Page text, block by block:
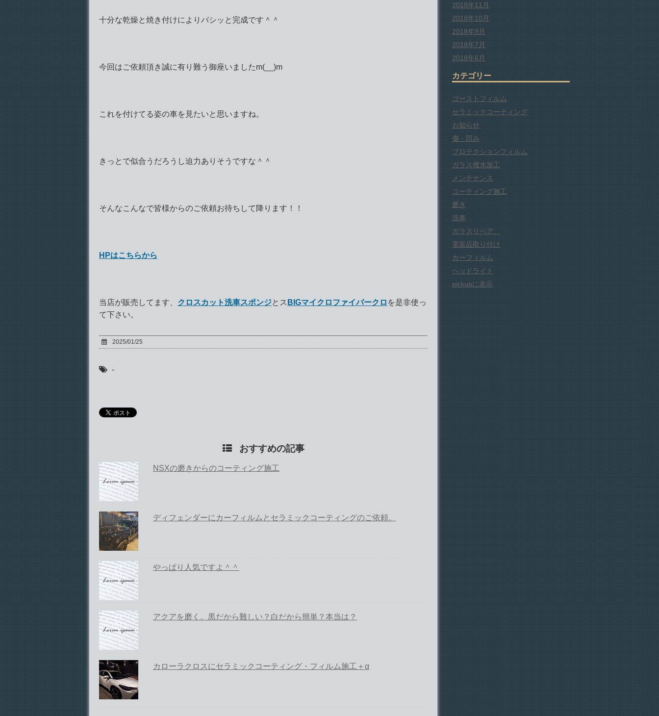
十分な乾燥と焼き付けによりバシッと完成です＾＾
今回はご依頼頂き誠に有り難う御座いましたm(__)m
これを付けてる姿の車を見たいと思いますね。
きっとで似合うだろうし迫力ありそうですな＾＾
そんなこんなで皆様からのご依頼お待ちして降ります！！
HPはこちらから
当店が販売してます、 クロスカット洗車スポンジとス BIGマイクロファイバークロ を是非使っ
て下さい。
2025/01/25
-
おすすめの記事
NSXの磨きからのコーティング施工
ディフェンダーにカーフィルムとセラミックコーティングのご依頼。
やっぱり人気ですよ＾＾
アクアを磨く。黒だから難しい？白だから簡単？本当は？
カローラクロスにセラミックコーティング・フィルム施工＋α
2018年11月
2018年10月
2018年9月
2018年7月
2018年6月
カテゴリー
ゴーストフィルム
セラミックコーティング
お知らせ
傷・凹み
プロテクションフィルム
ガラス撥水加工
メンテナンス
コーティング施工
磨き
洗車
ガラスリペア
電装品取り付け
カーフィルム
ヘッドライト
pickupに表示